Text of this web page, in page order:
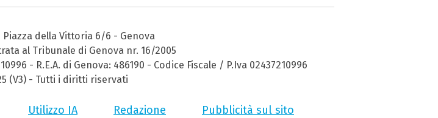
Piazza della Vittoria 6/6 - Genova
al Tribunale di Genova nr. 16/2005
- R.E.A. di Genova: 486190 - Codice Fiscale / P.Iva 02437210996
(V3) - Tutti i diritti riservati
Utilizzo IA Redazione Pubblicità sul sito